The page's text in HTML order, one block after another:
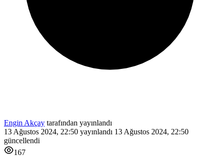
Engin Akçay tarafından yayınlandı
13 Ağustos 2024, 22:50 yayınlandı 13 Ağustos 2024, 22:50
güncellendi
167